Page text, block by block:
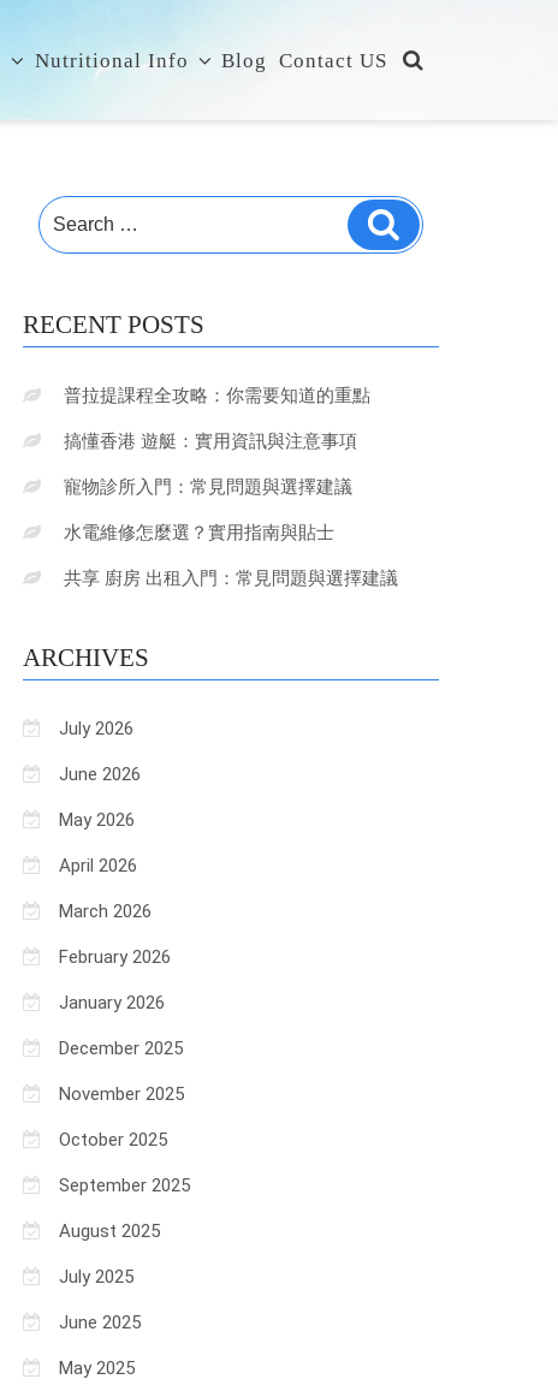
Nutritional Info Blog Contact US
Search
for:
Search
RECENT POSTS
普拉提課程全攻略：你需要知道的重點
搞懂香港 遊艇：實用資訊與注意事項
寵物診所入門：常見問題與選擇建議
水電維修怎麼選？實用指南與貼士
共享 廚房 出租入門：常見問題與選擇建議
ARCHIVES
July 2026
June 2026
May 2026
April 2026
March 2026
February 2026
January 2026
December 2025
November 2025
October 2025
September 2025
August 2025
July 2025
June 2025
May 2025